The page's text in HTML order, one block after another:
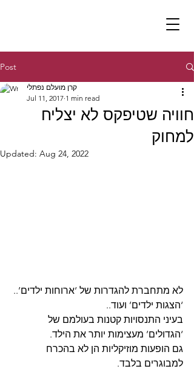
Post
חוויה שטיפקס לא יצליח
למחוק
קרן מועלם נפתלי
Jul 11, 2017 1 min read
Updated: Aug 24, 2022
לא מתחברת להגדרות של ‘ארוחות ילדים’..
‘הצגות ילדים’ ועוד..
בעיני התנסויות קטנות בעולמם של
‘הגדולים’ מעצימות יותר את הילד.
גם הופעות מוזיקליות הן לא בהכרח
למבוגרים בלבד.